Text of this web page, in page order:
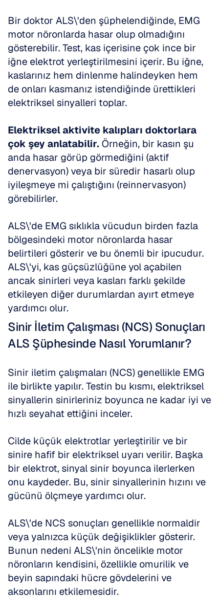
Bir doktor ALS\'den şüphelendiğinde, EMG
motor nöronlarda hasar olup olmadığını
gösterebilir. Test, kas içerisine çok ince bir
iğne elektrot yerleştirilmesini içerir. Bu iğne,
kaslarınız hem dinlenme halindeyken hem
de onları kasmanız istendiğinde ürettikleri
elektriksel sinyalleri toplar.
Elektriksel aktivite kalıpları doktorlara
çok şey anlatabilir. Örneğin, bir kasın şu
anda hasar görüp görmediğini (aktif
denervasyon) veya bir süredir hasarlı olup
iyileşmeye mi çalıştığını (reinnervasyon)
görebilirler.
ALS\'de EMG sıklıkla vücudun birden fazla
bölgesindeki motor nöronlarda hasar
belirtileri gösterir ve bu önemli bir ipucudur.
ALS\'yi, kas güçsüzlüğüne yol açabilen
ancak sinirleri veya kasları farklı şekilde
etkileyen diğer durumlardan ayırt etmeye
yardımcı olur.
Sinir İletim Çalışması (NCS) Sonuçları
ALS Şüphesinde Nasıl Yorumlanır?
Sinir iletim çalışmaları (NCS) genellikle EMG
ile birlikte yapılır. Testin bu kısmı, elektriksel
sinyallerin sinirleriniz boyunca ne kadar iyi ve
hızlı seyahat ettiğini inceler.
Cilde küçük elektrotlar yerleştirilir ve bir
sinire hafif bir elektriksel uyarı verilir. Başka
bir elektrot, sinyal sinir boyunca ilerlerken
onu kaydeder. Bu, sinir sinyallerinin hızını ve
gücünü ölçmeye yardımcı olur.
ALS\'de NCS sonuçları genellikle normaldir
veya yalnızca küçük değişiklikler gösterir.
Bunun nedeni ALS\'nin öncelikle motor
nöronların kendisini, özellikle omurilik ve
beyin sapındaki hücre gövdelerini ve
aksonlarını etkilemesidir.